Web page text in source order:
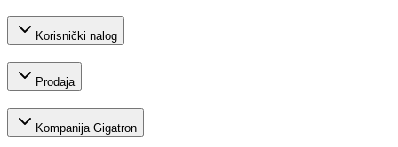
Korisnički nalog
Prodaja
Kompanija Gigatron